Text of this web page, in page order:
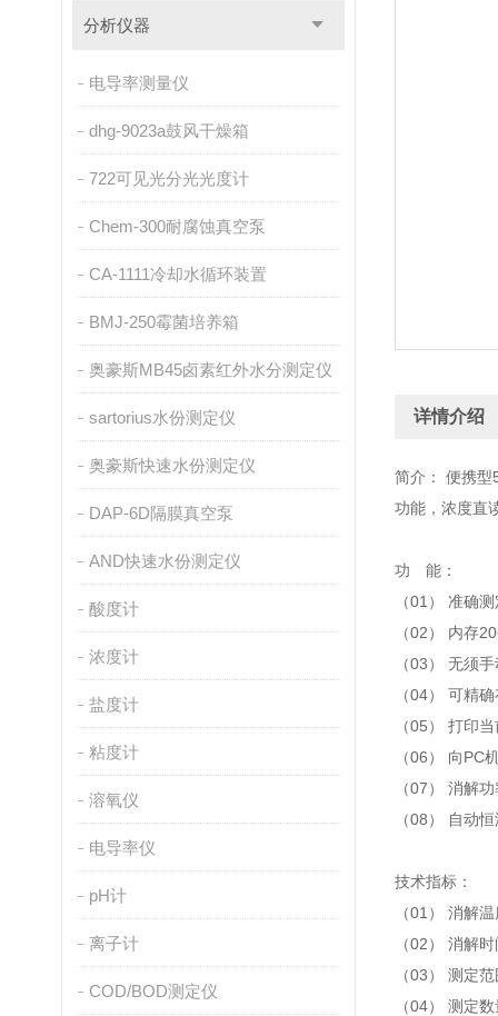
分析仪器
电导率测量仪
dhg-9023a鼓风干燥箱
722可见光分光光度计
Chem-300耐腐蚀真空泵
CA-1111冷却水循环装置
BMJ-250霉菌培养箱
奥豪斯MB45卤素红外水分测定仪
sartorius水份测定仪
奥豪斯快速水份测定仪
DAP-6D隔膜真空泵
AND快速水份测定仪
酸度计
浓度计
盐度计
粘度计
溶氧仪
电导率仪
pH计
离子计
COD/BOD测定仪
详情介绍
简介： 便携型
功能，浓度直
功 能：
（01） 准确
（02） 内存
（03） 无须
（04） 可精
（05） 打印
（06） 向PC
（07） 消解
（08） 自动
技术指标：
（01） 消解
（02） 消解
（03） 测定
（04） 测定